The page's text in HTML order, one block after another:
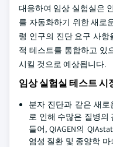
대응하여 임상 실험실은
를 자동화하기 위한 새로
령 인구의 진단 요구 사
적 테스트를 통합하고 있
시킬 것으로 예상됩니다.
임상 실험실 테스트 시
분자 진단과 같은 새
로 인해 수많은 질병의
들어, QIAGEN의
염성 질환 및 종양학